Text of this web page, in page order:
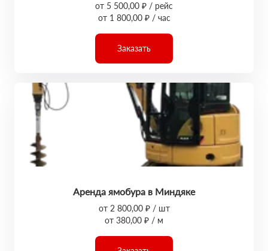
от 5 500,00 ₽ / рейс
от 1 800,00 ₽ / час
Заказать
Аренда ямобура в Миндяке
от 2 800,00 ₽ / шт
от 380,00 ₽ / м